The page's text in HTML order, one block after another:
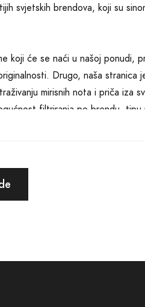
svjetskih brendova, koji su
koji će se naći u našoj ponudi,
Drugo, naša stranica
mirisnih nota i priča iza
filtriranja po brendu, tipu
miris koji najbolje odgovara vašem
za one koje volite, stvarajući